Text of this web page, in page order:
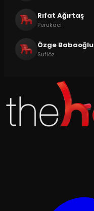
Rıfat Ağırtaş
Perukacı
Özge Babaoğlu
Suflöz